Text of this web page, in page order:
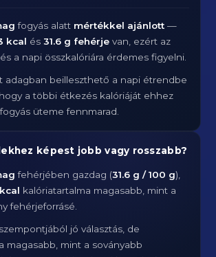
fogyás alatt mértékkel ajánlott —
kcal és31.6 g fehérje van, ezért az
a napi összkalóriára érdemes figyelni.
adagban beilleszthető a napi étrendbe
a többi étkezés kalóriáját ehhez
üteme fennmarad.
képest jobb vagy rosszabb?
fehérjében gazdag (31.6 g / 100 g),
kalóriatartalma magasabb, mint a
fehérjeforrásé.
jó választás, de
magasabb, mint a soványabb